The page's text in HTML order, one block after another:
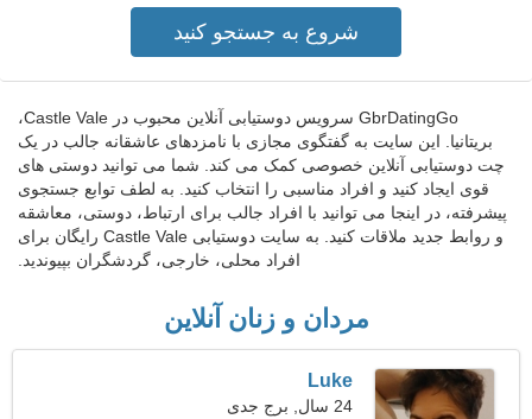
GbrDatingGo سرویس دوستیابی آنلاین محبوب در Castle Vale،
بریتانیا. این سایت به گفتگوی مجازی با نامزدهای عاشقانه جالب در یک
چت دوستیابی آنلاین خصوصی کمک می کند. شما می توانید دوستی های
قوی ایجاد کنید و افراد مناسبی را انتخاب کنید. به لطف توابع جستجوی
پیشرفته، در اینجا می توانید با افراد جالب برای ارتباط، دوستی، معاشقه
و روابط جدید ملاقات کنید. به سایت دوستیابی Castle Vale رایگان برای
افراد محلی، خارجی، گردشگران بپیوندید.
مردان و زنان آنلاین
Luke
24 سال, برج جدی